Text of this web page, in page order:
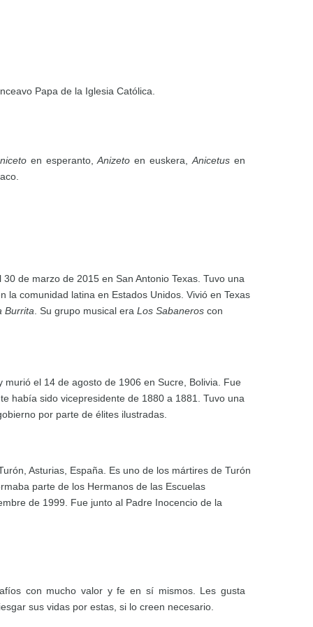
Papa de la Iglesia Católica.
en esperanto,Anizeto en euskera,Anicetus en
de marzo de 2015 en San Antonio Texas. Tuvo una
comunidad latina en Estados Unidos. Vivió en Texas
Burrita . Su grupo musical era Los Sabaneros con
el 14 de agosto de 1906 en Sucre, Bolivia. Fue
había sido vicepresidente de 1880 a 1881. Tuvo una
por parte de élites ilustradas.
Asturias, España. Es uno de los mártires de Turón
parte de los Hermanos de las Escuelas
de 1999. Fue junto al Padre Inocencio de la
con mucho valor y fe en sí mismos. Les gusta
sus vidas por estas, si lo creen necesario.